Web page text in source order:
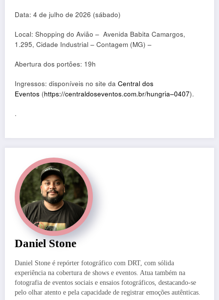
Data: 4 de julho de 2026 (sábado)
Local: Shopping do Avião – Avenida Babita Camargos,
1.295, Cidade Industrial – Contagem (MG) –
Abertura dos portões: 19h
Ingressos: disponíveis no site da Central dos
Eventos (https://centraldoseventos.com.br/hungria–0407).
.
Daniel Stone
Daniel Stone é repórter fotográfico com DRT, com sólida
experiência na cobertura de shows e eventos. Atua também na
fotografia de eventos sociais e ensaios fotográficos, destacando-se
pelo olhar atento e pela capacidade de registrar emoções autênticas.